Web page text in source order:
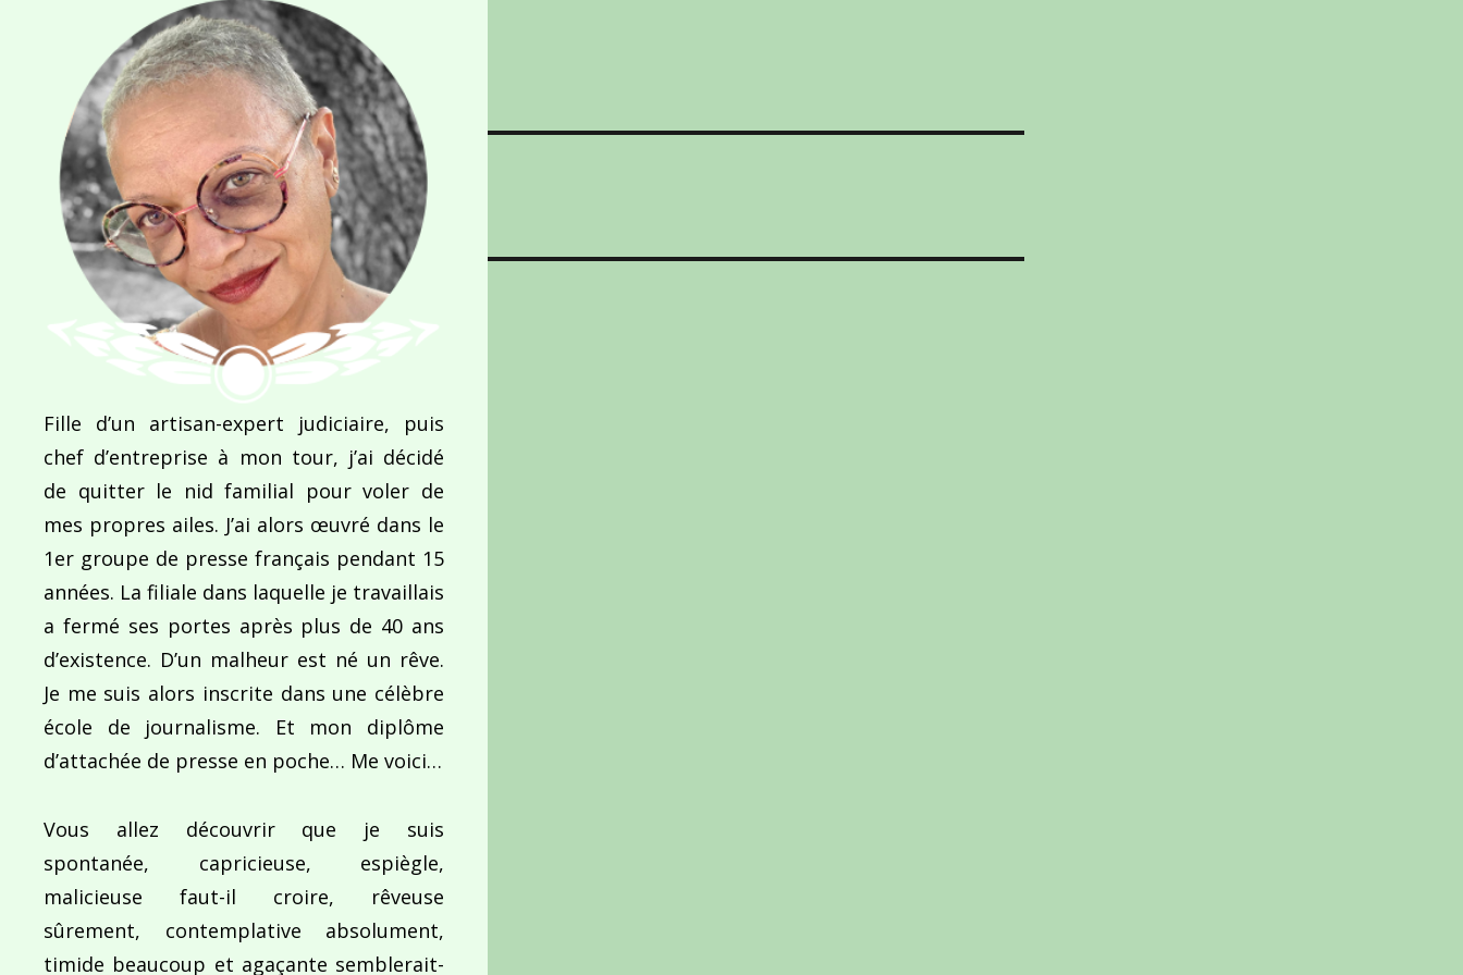
Navigation
l’article
PUBLIÉ DANS
Antarctic Peninsula
Fille d’un artisan-expert judiciaire, puis
chef d’entreprise à mon tour, j’ai décidé
de quitter le nid familial pour voler de
mes propres ailes. J’ai alors œuvré dans le
1er groupe de presse français pendant 15
années. La filiale dans laquelle je travaillais
a fermé ses portes après plus de 40 ans
d’existence. D’un malheur est né un rêve.
Je me suis alors inscrite dans une célèbre
école de journalisme. Et mon diplôme
d’attachée de presse en poche… Me voici…
Vous allez découvrir que je suis
spontanée, capricieuse, espiègle,
malicieuse faut-il croire, rêveuse
sûrement, contemplative absolument,
timide beaucoup et agaçante semblerait-